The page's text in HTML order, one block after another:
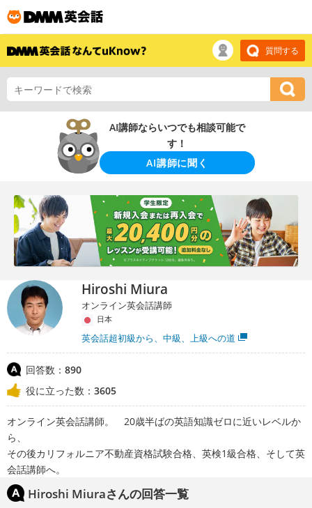
質問する
AI講師ならいつでも相談可能で
す！
AI講師に聞く
Hiroshi Miura
オンライン英会話講師
日本
英会話超初級から、中級、上級への道
回答数： 890
役に立った数： 3605
オンライン英会話講師。 20歳半ばの英語知識ゼロに近いレベルか
ら、
その後カリフォルニア不動産資格試験合格、英検1級合格、そして英
会話講師へ。
Hiroshi Miuraさんの回答一覧